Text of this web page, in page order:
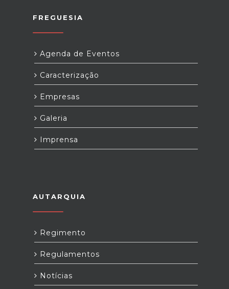
FREGUESIA
Agenda de Eventos
Caracterização
Empresas
Galeria
Imprensa
AUTARQUIA
Regimento
Regulamentos
Notícias